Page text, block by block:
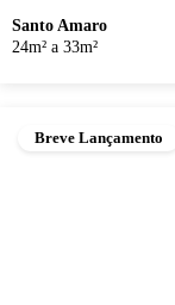
Santo Amaro
24m² a 33m²
Breve Lançamento